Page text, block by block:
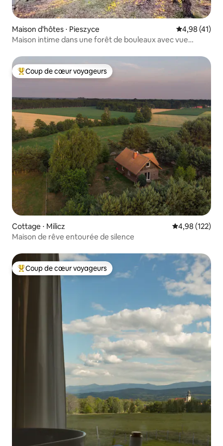
Maison d'hôtes ⋅ Pieszyce Évaluation
4,98 (41)
Maison intime dans une forêt de bouleaux avec vue
Coups de cœur voyageurs les plus appréciés
Coup de cœur voyageurs
Cottage ⋅ Milicz Évaluation
4,98 (122)
Maison de rêve entourée de silence
Coups de cœur voyageurs les plus appréciés
Coup de cœur voyageurs